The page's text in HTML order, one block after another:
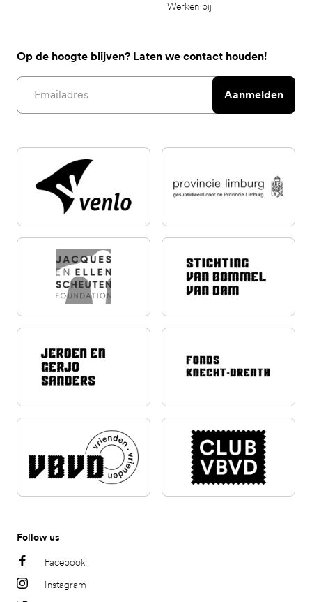
Werken bij
Op de hoogte blijven? Laten we contact houden!
Email address
Aanmelden
Follow us
Facebook
Instagram